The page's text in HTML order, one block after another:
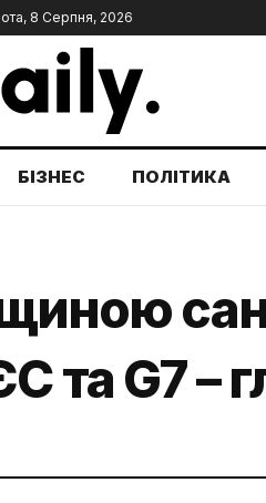
8 Серпня, 2026
БІЗНЕС ПОЛІТИКА
та G7 –